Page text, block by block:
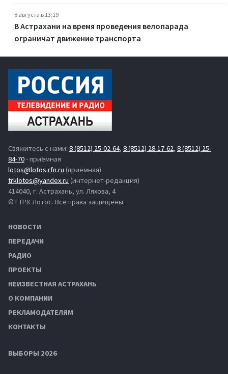
8 августа в 13:19
В Астрахани на время проведения велопарада
ограничат движение транспорта
Свяжитесь с нами: 8 (8512) 25-02-64, 8 (8512) 28-17-62, 8 (8512) 25-
84-70- приёмная
lotos@lotos.rfn.ru (приёмная)
trklotos@yandex.ru (интернет-редакция)
414040, г. Астрахань, ул. Ляхова, 4
© ГТРК Лотос. Все права защищены.
НОВОСТИ
ПЕРЕДАЧИ
РАДИО
ПРОЕКТЫ
НЕИЗВЕСТНАЯ АСТРАХАНЬ
О КОМПАНИИ
РЕКЛАМОДАТЕЛЯМ
КОНТАКТЫ
ВЫБОРЫ 2026